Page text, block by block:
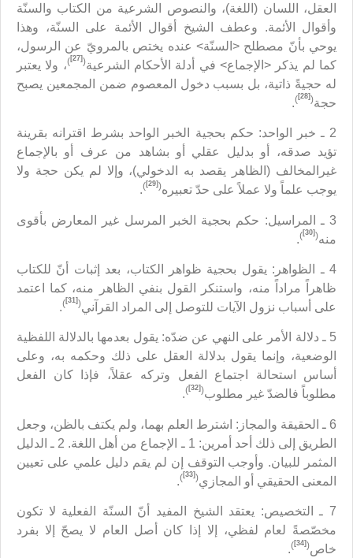
العقل، اللسان (اللغة)، والنصوص الشرعية من الكتاب والسنّة
وأقوال الأئمة. وعطف الشيخ أقوال الأئمة على السنّة، وهذا
يوحي بأنّ مصطلح <السنّة> عنده يختص بالمرويّ عن الرسول،
كما لم يذكر <الإجماع> في أدلة الأحكام الشرعية(
[27]
)، ولا يعتبر
له حجيةً ذاتية، بل بسبب دخول المعصوم ضمن المجمعين يصبح
حجة(
[28]
)
.
2 ـ خبر الواحد: حكم بحجية الخبر الواحد بشرط اقترانه بقرينة
تؤيد صدقه، أو بدليل عقلي أو بشاهد من عرف أو بالإجماع
غيرالمخالف (الظاهر يقصد به الدخولي)، وإلا لم يكن حجة ولا
يوجب علماً ولا عملاً على حدّ تعبيره(
[29]
)
.
3 ـ المراسيل: حكم بحجية الخبر المرسل غير المعارض بأقوى
منه(
[30]
)
.
4 ـ الظواهر: يقول بحجية ظواهر الكتاب، بعد إثبات أنّ للكتاب
ظاهراً مراداً منه، واستنكر القول بنفي الظاهر منه، كما اعتمد
على أسباب نزول الآيات للتوصل إلى المراد القرآني(
[31]
)
.
5 ـ دلالة الأمر على النهي عن ضدّه: يقول بعدمها بالدلالة اللفظية
الوضعية، وإنما يقول بدلالة العقل على ذلك وحكمه به، وعلى
أساس استحالة اجتماع الفعل وتركه عقلاً، فإذا كان الفعل
مطلوباً فالضدّ غير مطلوب(
[32]
)
.
6 ـ الحقيقة والمجاز: اشترط العلم بهما، ولم يكتف بالظن، وجعل
الطريق إلى ذلك أحد أمرين: 1 ـ الإجماع من أهل اللغة. 2 ـ الدليل
المثمر للبيان. وأوجب التوقف إن لم يقم دليل علمي على تعيين
المعنى الحقيقي أو المجازي(
[33]
)
.
7 ـ التخصيص: يعتقد الشيخ المفيد أنّ السنّة الفعلية لا تكون
مخصّصةً لعام لفظي، إلا إذا كان أصل العام لا يصحّ إلا بفرد
خاص(
[34]
)
.